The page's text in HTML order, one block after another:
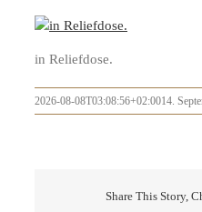
in Reliefdose.
2026-08-08T03:08:56+02:0014.
Share This Story,